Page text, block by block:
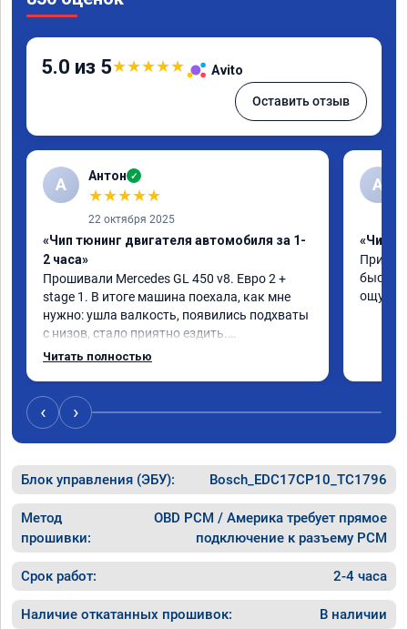
5.0 из 5★★★★★ Avito
Оставить отзыв
А Антон ✓
★★★★★
22 октября 2025
«Чип тюнинг двигателя автомобиля за 1-
2 часа»
Прошивали Mercedes GL 450 v8. Евро 2 +
stage 1. В итоге машина поехала, как мне
нужно: ушла валкость, появились подхваты
с низов, стало приятно ездить.
Одни из лучших трат, в авто! 🔥
Читать полностью
A
«Чип
‹ ›
Блок управления (ЭБУ): Bosch_EDC17CP10_TC1796
Метод
прошивки:
OBD PCM / Америка требует прямое
подключение к разъему PCM
Срок работ: 2-4 часа
Наличие откатанных прошивок: В наличии